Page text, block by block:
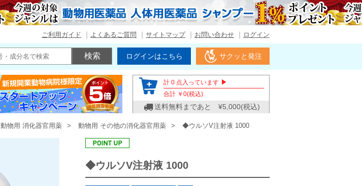
ご利用ガイド よくあるご質問 サイトマップ お問い合わせ ログイン
ログインはこちら サクッと発注
計 0 点入っています ▶
合計 ￥ 0(税込)
送料無料まであと ¥5,000(税込)
動物用 消化器官用薬 動物用 その他の消化器官用薬 ◆ウルソV注射液 1000
◆ウルソV注射液 1000